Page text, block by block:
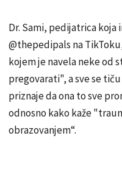
Dr. Sami, pedijatrica
@thepedipals na
kojem je navela neke od
pregovarati", a sve se
priznaje da ona to sve
odnosno kako kaže
obrazovanjem“.